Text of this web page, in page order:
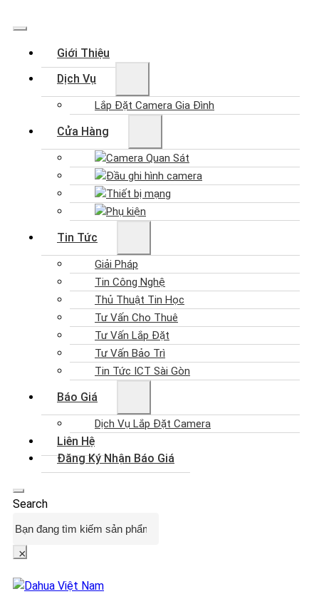
Giới Thiệu
Dịch Vụ
Lắp Đặt Camera Gia Đình
Cửa Hàng
Camera Quan Sát
Đầu ghi hình camera
Thiết bị mạng
Phụ kiện
Tin Tức
Giải Pháp
Tin Công Nghệ
Thủ Thuật Tin Học
Tư Vấn Cho Thuê
Tư Vấn Lắp Đặt
Tư Vấn Bảo Trì
Tin Tức ICT Sài Gòn
Báo Giá
Dịch Vụ Lắp Đặt Camera
Liên Hệ
Đăng Ký Nhận Báo Giá
Search
×